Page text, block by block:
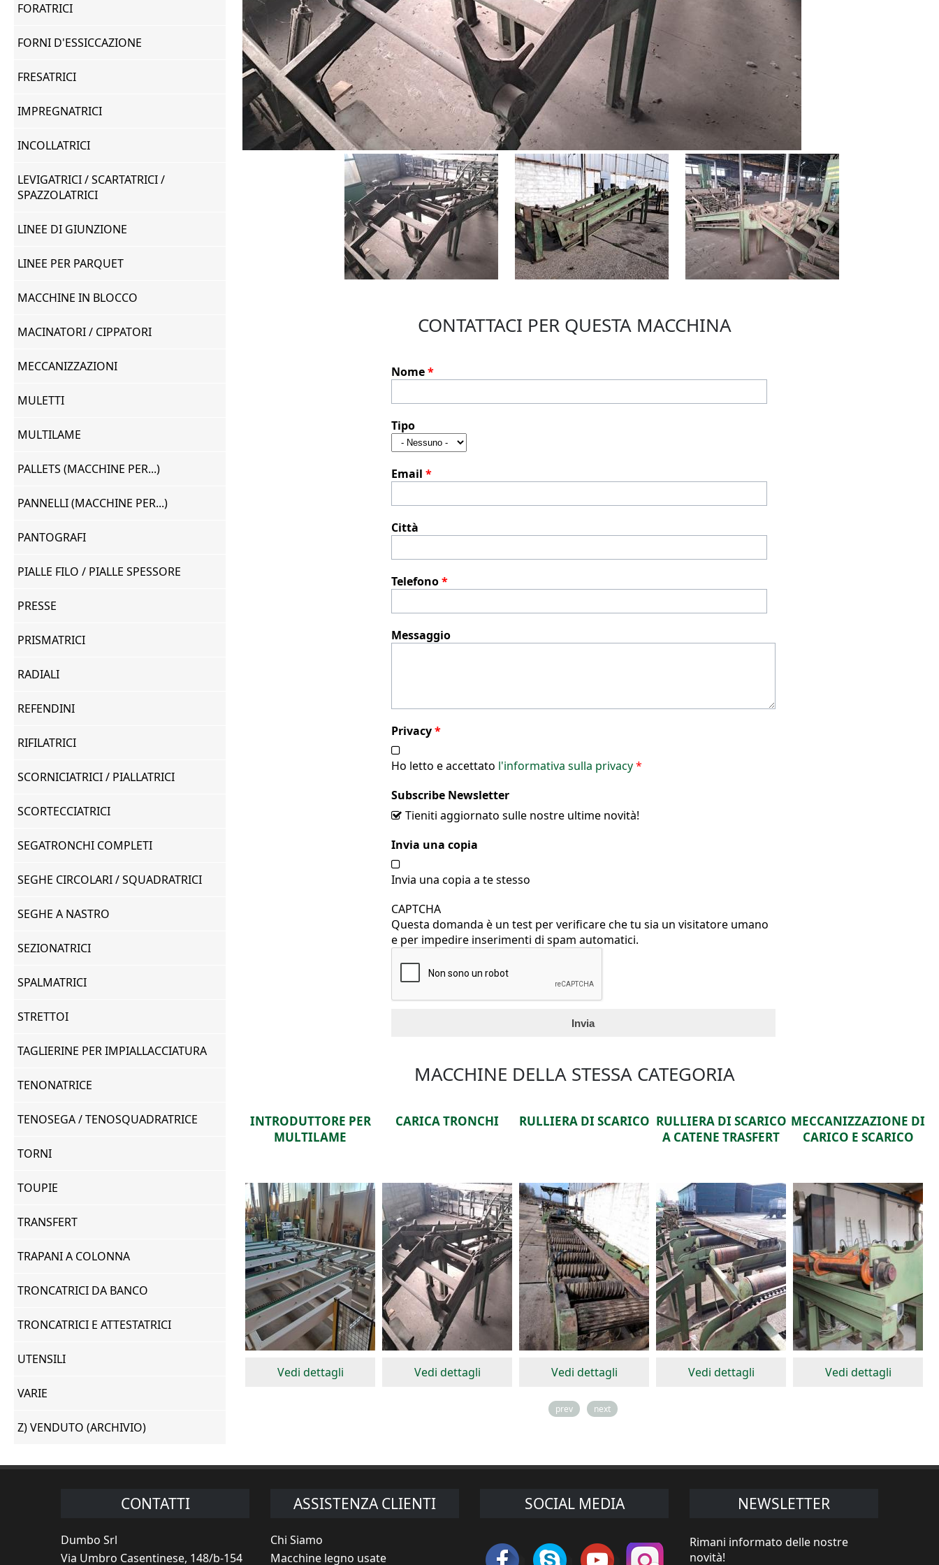
CONTATTACI PER QUESTA MACCHINA
Nome*
Tipo
Email *
Città
Telefono*
Messaggio
Privacy*
Ho letto e accettato l'informativa sulla privacy*
Subscribe Newsletter
Tieniti aggiornato sulle nostre ultime novità!
Invia una copia
Invia una copia a te stesso
CAPTCHA
Questa domanda è un test per verificare che tu sia un visitatore umano
e per impedire inserimenti di spam automatici.
MACCHINE DELLA STESSA CATEGORIA
INTRODUTTORE PER
CARICA TRONCHI
Vedi dettagli
RULLIERA DI SCARICO
Vedi dettagli
RULLIERA DI SCARICO
Vedi dettagli
MECCANIZZAZIONE DI
CARICO E SCARICO
Vedi dettagli
CARICA TRONCHI A
SCHIENA
Vedi dettagli
prev next
FORATRICI
FORNI D'ESSICCAZIONE
FRESATRICI
IMPREGNATRICI
INCOLLATRICI
LEVIGATRICI / SCARTATRICI /
SPAZZOLATRICI
LINEE DI GIUNZIONE
LINEE PER PARQUET
MACCHINE IN BLOCCO
MACINATORI / CIPPATORI
MECCANIZZAZIONI
MULETTI
MULTILAME
PALLETS (MACCHINE PER...)
PANNELLI (MACCHINE PER...)
PANTOGRAFI
PIALLE FILO / PIALLE SPESSORE
PRESSE
PRISMATRICI
RADIALI
REFENDINI
RIFILATRICI
SCORNICIATRICI / PIALLATRICI
SCORTECCIATRICI
SEGATRONCHI COMPLETI
SEGHE CIRCOLARI / SQUADRATRICI
SEGHE A NASTRO
SEZIONATRICI
SPALMATRICI
STRETTOI
TAGLIERINE PER IMPIALLACCIATURA
TENONATRICE
TENOSEGA / TENOSQUADRATRICE
TORNI
TOUPIE
TRANSFERT
TRAPANI A COLONNA
TRONCATRICI DA BANCO
TRONCATRICI E ATTESTATRICI
UTENSILI
VARIE
Z) VENDUTO (ARCHIVIO)
CONTATTI
Dumbo Srl
Via Umbro Casentinese, 148/b-154
ASSISTENZA CLIENTI
Chi Siamo
Macchine legno usate
SOCIAL MEDIA NEWSLETTER
Rimani informato delle nostre
novità!